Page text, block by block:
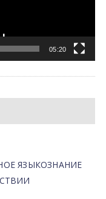
05:20
ЯЗЫКОЗНАНИЕ